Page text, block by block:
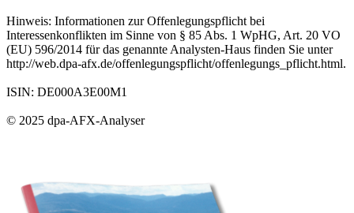
Hinweis: Informationen zur Offenlegungspflicht bei
Interessenkonflikten im Sinne von § 85 Abs. 1 WpHG, Art. 20 VO
(EU) 596/2014 für das genannte Analysten-Haus finden Sie unter
http://web.dpa-afx.de/offenlegungspflicht/offenlegungs_pflicht.html.
ISIN: DE000A3E00M1
© 2025 dpa-AFX-Analyser